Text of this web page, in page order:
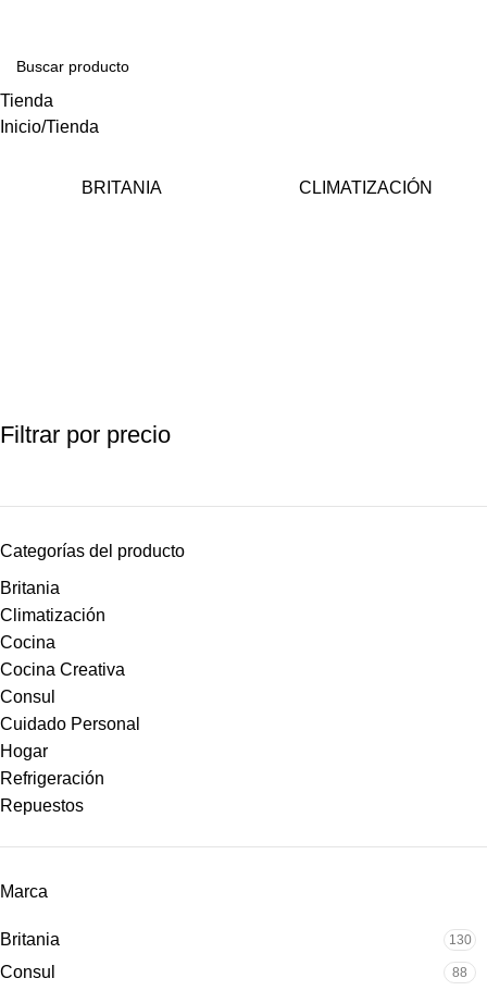
Tienda
Inicio Tienda
BRITANIA CLIMATIZACIÓN
Filtrar por precio
Categorías del producto
Britania
Climatización
Cocina
Cocina Creativa
Consul
Cuidado Personal
Hogar
Refrigeración
Repuestos
Marca
Britania 130
Consul 88